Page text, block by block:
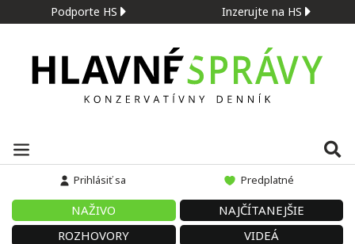
Podporte HS Inzerujte na HS
Prihlásiť sa Predplatné
NAŽIVO
NAJČÍTANEJŠIE
ROZHOVORY
VIDEÁ